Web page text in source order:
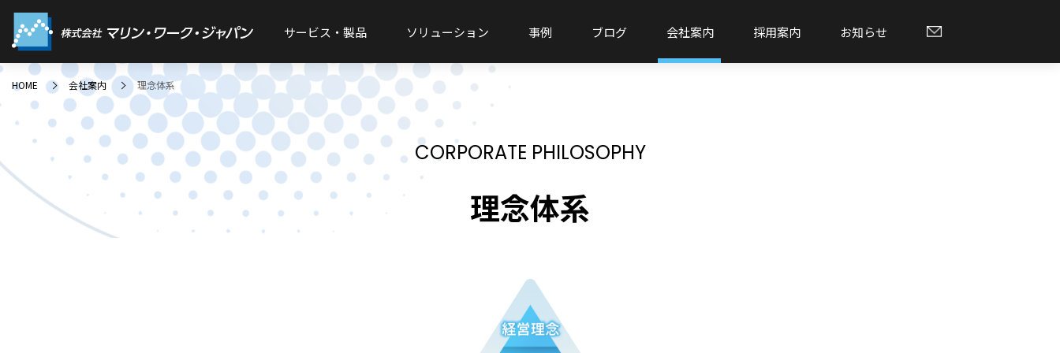
サービス・製品 ソリューション 事例 ブログ 会社案内 採用案内 お知らせ
HOME 会社案内 理念体系
CORPORATE PHILOSOPHY
理念体系